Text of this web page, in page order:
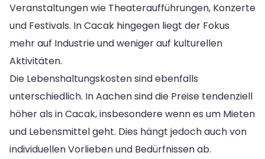
Veranstaltungen wie Theateraufführungen, Konzerte
und Festivals. In Cacak hingegen liegt der Fokus
mehr auf Industrie und weniger auf kulturellen
Aktivitäten.
Die Lebenshaltungskosten sind ebenfalls
unterschiedlich. In Aachen sind die Preise tendenziell
höher als in Cacak, insbesondere wenn es um Mieten
und Lebensmittel geht. Dies hängt jedoch auch von
individuellen Vorlieben und Bedürfnissen ab.